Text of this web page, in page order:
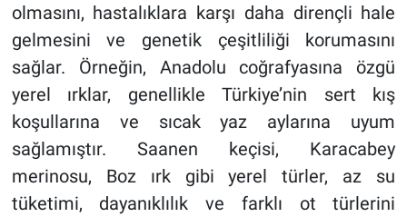
olmasını, hastalıklara karşı daha dirençli hale
gelmesini ve genetik çeşitliliği korumasını
sağlar. Örneğin, Anadolu coğrafyasına özgü
yerel ırklar, genellikle Türkiye’nin sert kış
koşullarına ve sıcak yaz aylarına uyum
sağlamıştır. Saanen keçisi, Karacabey
merinosu, Boz ırk gibi yerel türler, az su
tüketimi, dayanıklılık ve farklı ot türlerini